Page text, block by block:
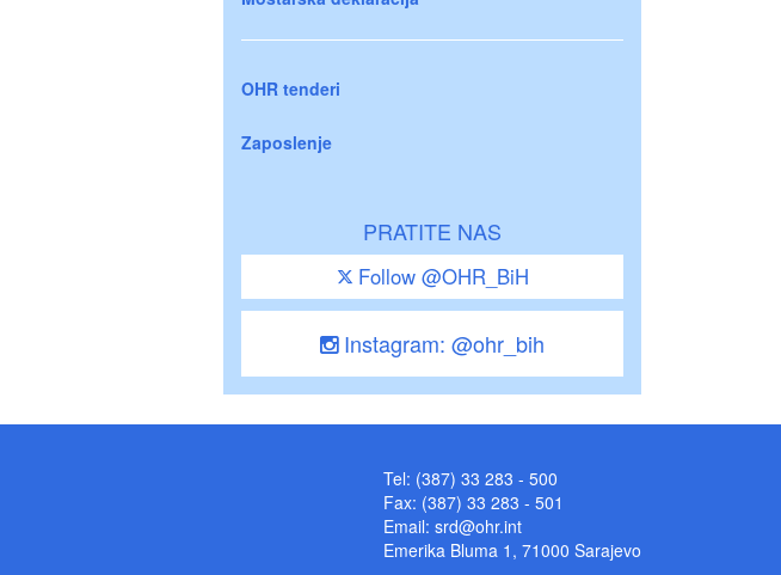
OHR tenderi
Zaposlenje
PRATITE NAS
Follow @OHR_BiH
Instagram: @ohr_bih
Tel: (387) 33 283 - 500
Fax: (387) 33 283 - 501
Email: srd@ohr.int
Emerika Bluma 1, 71000 Sarajevo